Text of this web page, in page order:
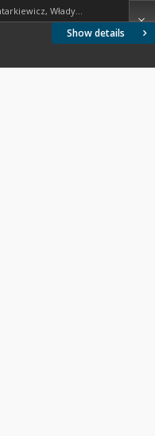
Show details
Tatarkiewicz, Władysław (1886-1980).